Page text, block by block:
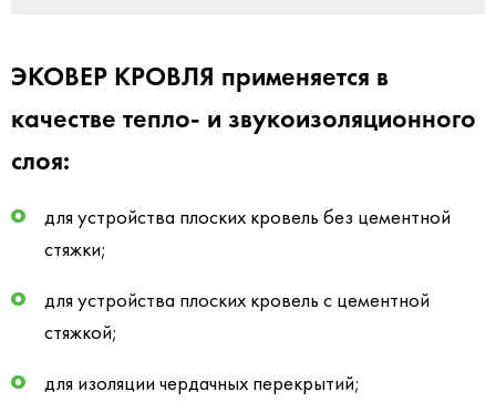
ЭКОВЕР КРОВЛЯ применяется в
качестве тепло- и звукоизоляционного
слоя:
для устройства плоских кровель без цементной
стяжки;
для устройства плоских кровель с цементной
стяжкой;
для изоляции чердачных перекрытий;